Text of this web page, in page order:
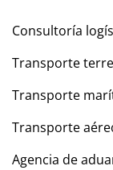
Consultoría
Transporte
Transporte
Transporte
Agencia de